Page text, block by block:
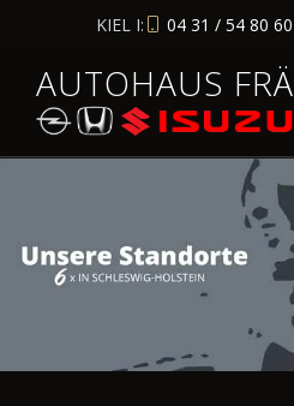
KIEL I: 04 31 / 54 80 60
AUTOHAUS